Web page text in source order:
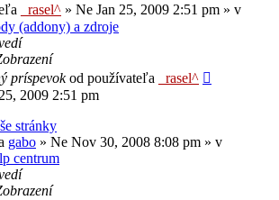
_rasel^ » Ne Jan 25, 2009 2:51 pm » v
(addony) a zdroje
príspevokod používateľa
_rasel^
2009 2:51 pm
stránky
gabo » Ne Nov 30, 2008 8:08 pm » v
centrum